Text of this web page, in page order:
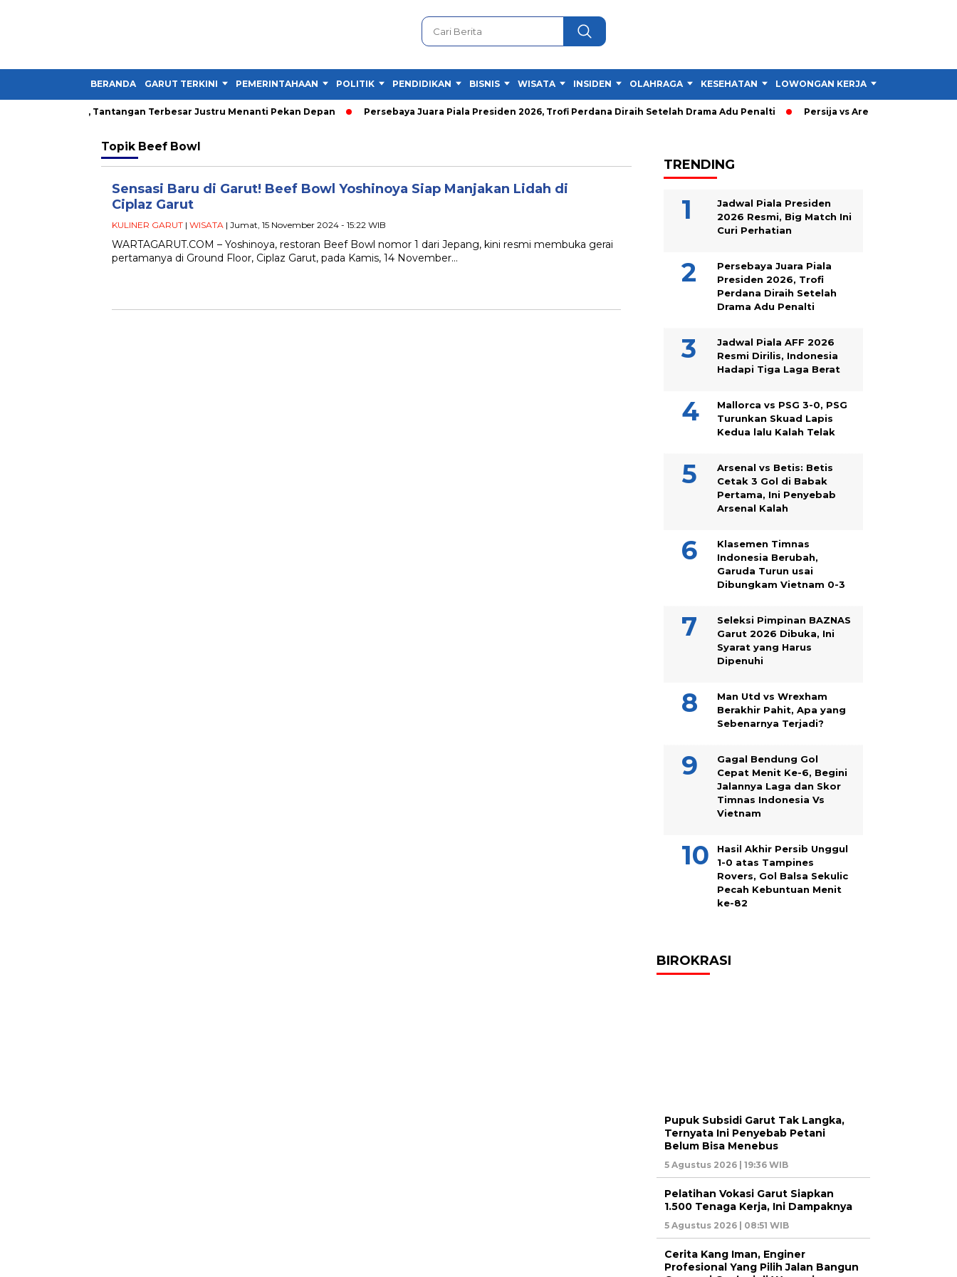
BERANDA GARUT TERKINI PEMERINTAHAAN POLITIK PENDIDIKAN BISNIS WISATA INSIDEN OLAHRAGA KESEHATAN LOWONGAN KERJA
Presiden 2026, Tantangan Terbesar Justru Menanti Pekan Depan Persebaya Juara Piala Presiden 2026, Trofi Perdana Diraih Setelah Drama Adu Penalti Persija vs Arema: Persija Menang
Topik Beef Bowl
Sensasi Baru di Garut! Beef Bowl Yoshinoya Siap Manjakan Lidah di
Ciplaz Garut
KULINER GARUT | WISATA | Jumat, 15 November 2024 - 15:22 WIB
WARTAGARUT.COM – Yoshinoya, restoran Beef Bowl nomor 1 dari Jepang, kini resmi membuka gerai
pertamanya di Ground Floor, Ciplaz Garut, pada Kamis, 14 November…
TRENDING
Jadwal Piala Presiden
2026 Resmi, Big Match Ini
Curi Perhatian
Persebaya Juara Piala
Presiden 2026, Trofi
Perdana Diraih Setelah
Drama Adu Penalti
Jadwal Piala AFF 2026
Resmi Dirilis, Indonesia
Hadapi Tiga Laga Berat
Mallorca vs PSG 3-0, PSG
Turunkan Skuad Lapis
Kedua lalu Kalah Telak
Arsenal vs Betis: Betis
Cetak 3 Gol di Babak
Pertama, Ini Penyebab
Arsenal Kalah
Klasemen Timnas
Indonesia Berubah,
Garuda Turun usai
Dibungkam Vietnam 0-3
Seleksi Pimpinan BAZNAS
Garut 2026 Dibuka, Ini
Syarat yang Harus
Dipenuhi
Man Utd vs Wrexham
Berakhir Pahit, Apa yang
Sebenarnya Terjadi?
Gagal Bendung Gol
Cepat Menit Ke-6, Begini
Jalannya Laga dan Skor
Timnas Indonesia Vs
Vietnam
Hasil Akhir Persib Unggul
1-0 atas Tampines
Rovers, Gol Balsa Sekulic
Pecah Kebuntuan Menit
ke-82
BIROKRASI
Pupuk Subsidi Garut Tak Langka,
Ternyata Ini Penyebab Petani
Belum Bisa Menebus
5 Agustus 2026 | 19:36 WIB
Pelatihan Vokasi Garut Siapkan
1.500 Tenaga Kerja, Ini Dampaknya
5 Agustus 2026 | 08:51 WIB
Cerita Kang Iman, Enginer
Profesional Yang Pilih Jalan Bangun